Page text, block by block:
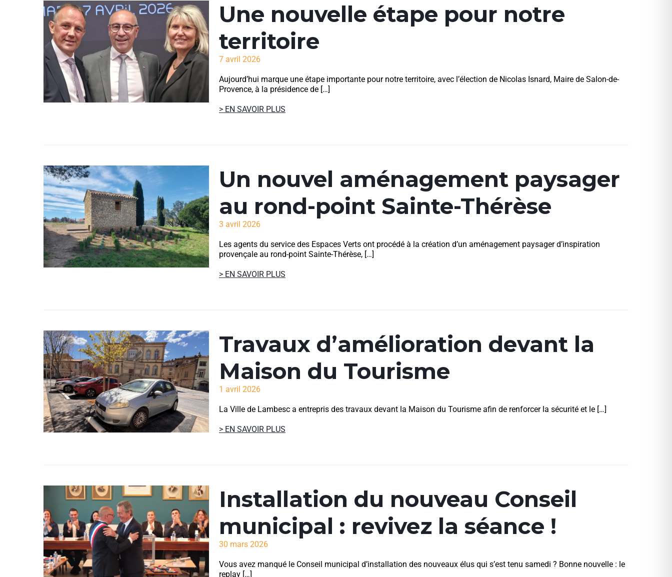
Une nouvelle étape pour notre
territoire
7 avril 2026
Aujourd’hui marque une étape importante pour notre territoire, avec l’élection de Nicolas Isnard, Maire de Salon-de-
Provence, à la présidence de […]
> EN SAVOIR PLUS
Un nouvel aménagement paysager
au rond-point Sainte-Thérèse
3 avril 2026
Les agents du service des Espaces Verts ont procédé à la création d’un aménagement paysager d’inspiration
provençale au rond-point Sainte-Thérèse, […]
> EN SAVOIR PLUS
Travaux d’amélioration devant la
Maison du Tourisme
1 avril 2026
La Ville de Lambesc a entrepris des travaux devant la Maison du Tourisme afin de renforcer la sécurité et le […]
> EN SAVOIR PLUS
Installation du nouveau Conseil
municipal : revivez la séance !
30 mars 2026
Vous avez manqué le Conseil municipal d’installation des nouveaux élus qui s’est tenu samedi ? Bonne nouvelle : le
replay […]